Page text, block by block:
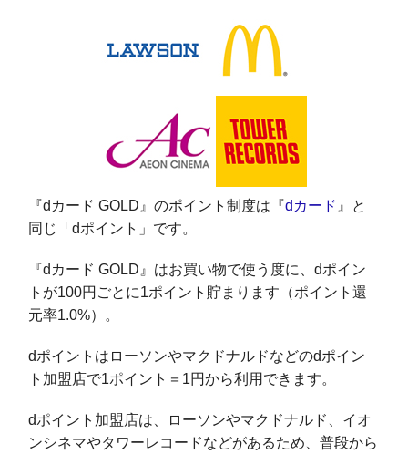
『dカード GOLD』のポイント制度は『dカード 』と
同じ「dポイント」です。
『dカード GOLD』はお買い物で使う度に、dポイン
トが100円ごとに1ポイント貯まります（ポイント還
元率1.0%）。
dポイントはローソンやマクドナルドなどのdポイン
ト加盟店で1ポイント＝1円から利用できます。
dポイント加盟店は、ローソンやマクドナルド、イオ
ンシネマやタワーレコードなどがあるため、普段から